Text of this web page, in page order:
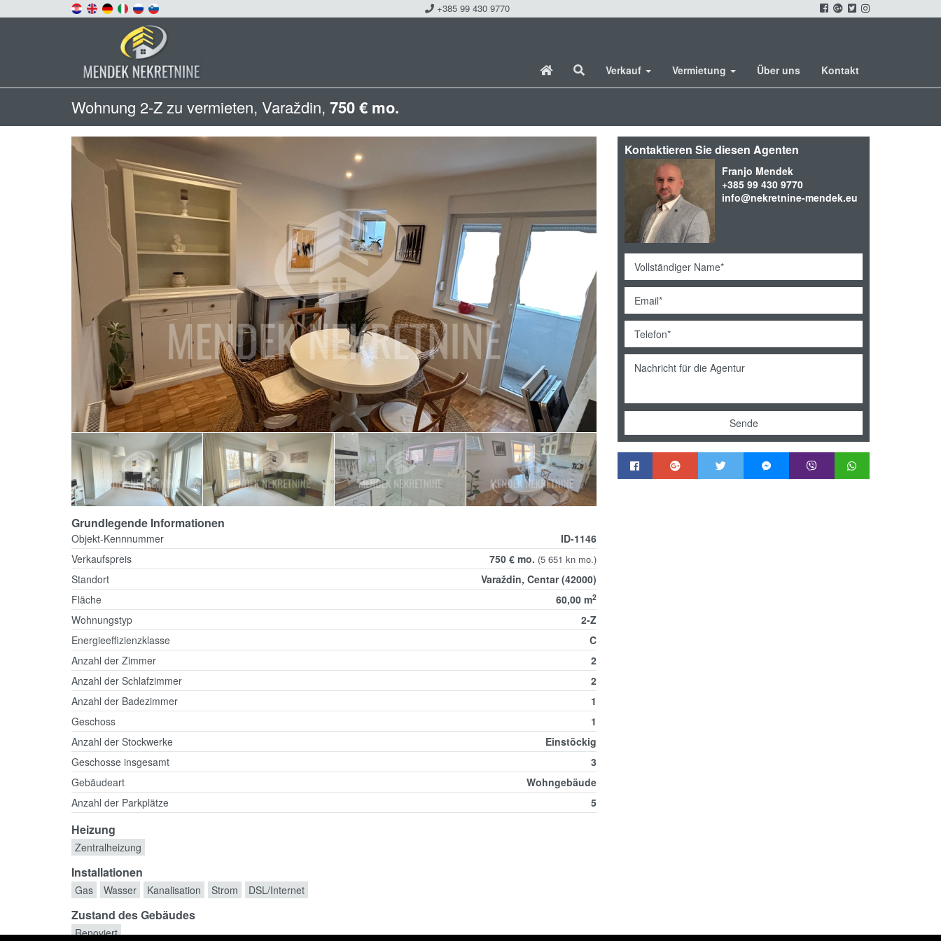
+385 99 430 9770
Verkauf Vermietung Über uns Kontakt
Wohnung 2-Z zu vermieten, Varaždin, 750 € mo.
Grundlegende Informationen
Objekt-Kennnummer
ID-1146
Verkaufspreis
750 € mo. (5 651 kn mo.)
Standort
Varaždin, Centar (42000)
Fläche
60,00 m2
Wohnungstyp
2-Z
Energieeffizienzklasse
C
Anzahl der Zimmer
2
Anzahl der Schlafzimmer
2
Anzahl der Badezimmer
1
Geschoss
1
Anzahl der Stockwerke
Einstöckig
Geschosse insgesamt
3
Gebäudeart
Wohngebäude
Anzahl der Parkplätze
5
Heizung
Zentralheizung
Installationen
Gas Wasser Kanalisation Strom DSL/Internet
Zustand des Gebäudes
Renoviert
Kontaktieren Sie diesen Agenten
Franjo Mendek
+385 99 430 9770
info@nekretnine-mendek.eu
Sende